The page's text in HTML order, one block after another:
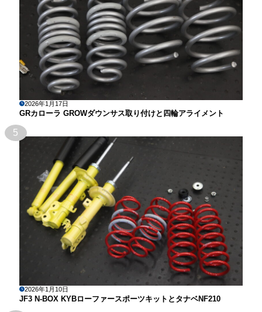
2026年1月17日
GRカローラ GROWダウンサス取り付けと四輪アライメント
5
2026年1月10日
JF3 N-BOX KYBローファースポーツキットとタナベNF210